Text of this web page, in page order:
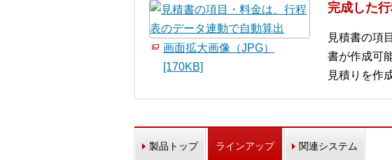
画面拡大画像（JPG）
[170KB]
完成した
見積書の項
書が作成可
見積りを作
製品トップ ラインアップ 関連システム